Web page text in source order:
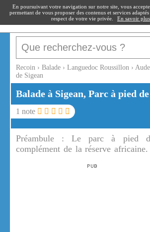
recoin.fr
Recoin › Balade › Languedoc Roussillon › Aude
de Sigean
Balade à Sigean, Parc à pied
1 note
Préambule :Le parc à pied
complément de la réserve
En poursuivant votre navigation sur notre site, vous
permettant de vous proposer des contenus et services
respect de votre vie privée.
En savoir plus